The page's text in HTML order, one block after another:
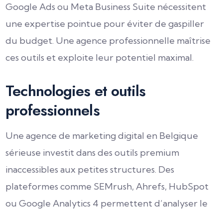
Google Ads ou Meta Business Suite nécessitent
une expertise pointue pour éviter de gaspiller
du budget. Une agence professionnelle maîtrise
ces outils et exploite leur potentiel maximal.
Technologies et outils
professionnels
Une agence de marketing digital en Belgique
sérieuse investit dans des outils premium
inaccessibles aux petites structures. Des
plateformes comme SEMrush, Ahrefs, HubSpot
ou Google Analytics 4 permettent d’analyser le